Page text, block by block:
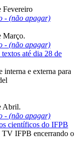
Fevereiro
- (não apagar)
Março.
- (não apagar)
até dia 28 de
interna e externa para
Abril.
- (não apagar)
científicos do IFPB
IFPB encerrando o